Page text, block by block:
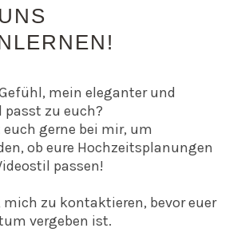
mein eleganter und
zu euch?
gerne bei mir, um
ob eure Hochzeitsplanungen
passen!
zu kontaktieren, bevor euer
vergeben ist.